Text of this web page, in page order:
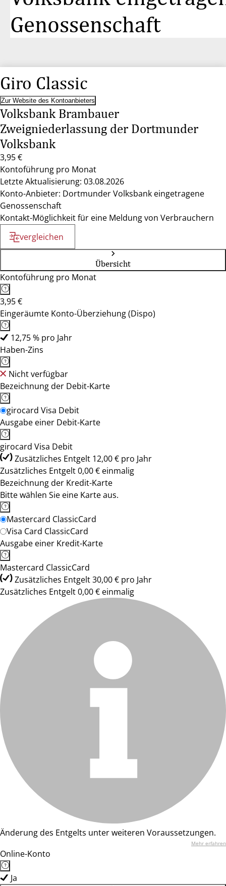
Genossenschaft
Giro Classic
Zur Website des Kontoanbieters
Volksbank Brambauer
Zweigniederlassung der Dortmunder
Volksbank
3,95 €
Kontoführung pro Monat
Letzte Aktualisierung: 03.08.2026
Konto-Anbieter: Dortmunder Volksbank eingetragene
Genossenschaft
Kontakt-Möglichkeit für eine Meldung von Verbrauchern
vergleichen
Übersicht
Kontoführung pro Monat
3,95 €
Eingeräumte Konto-Überziehung (Dispo)
12,75 % pro Jahr
Haben-Zins
Nicht verfügbar
Bezeichnung der Debit-Karte
girocard Visa Debit
Ausgabe einer Debit-Karte
girocard Visa Debit
Zusätzliches Entgelt 12,00 € pro Jahr
Zusätzliches Entgelt 0,00 € einmalig
Bezeichnung der Kredit-Karte
Bitte wählen Sie eine Karte aus.
Mastercard ClassicCard
Visa Card ClassicCard
Ausgabe einer Kredit-Karte
Mastercard ClassicCard
Zusätzliches Entgelt 30,00 € pro Jahr
Zusätzliches Entgelt 0,00 € einmalig
Änderung des Entgelts unter weiteren Voraussetzungen.
Mehr erfahren
Online-Konto
Ja